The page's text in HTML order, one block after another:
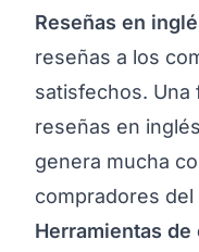
Reseñas en
reseñas a los
satisfechos. Una
reseñas en
genera mucha
compradores
Herramientas